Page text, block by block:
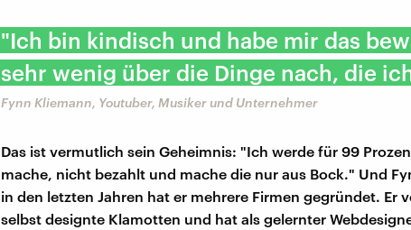
"Ich bin kindisch und habe mir das
sehr wenig über die Dinge nach, die
Fynn Kliemann, Youtuber, Musiker und Unternehmer
Das ist vermutlich sein Geheimnis: "Ich werde für 99
mache, nicht bezahlt und mache die nur aus Bock." Und
in den letzten Jahren hat er mehrere Firmen gegründet. Er
selbst designte Klamotten und hat als gelernter